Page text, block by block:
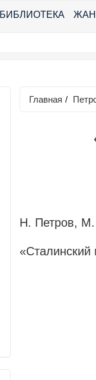
БИБЛИОТЕКА
Главная /
Н. Петров,